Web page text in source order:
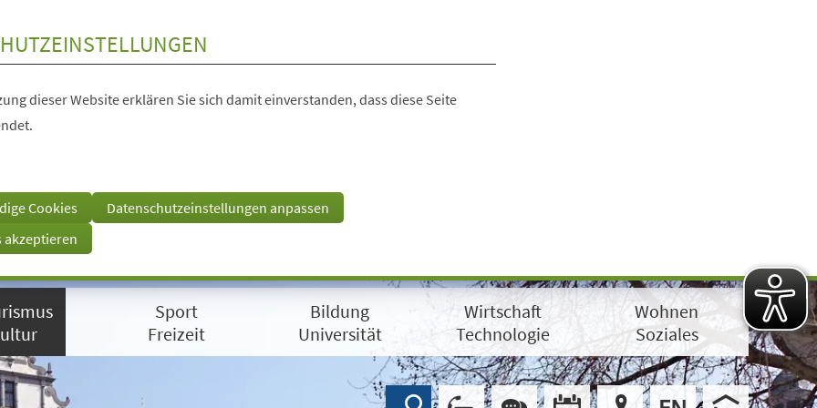
dieser Website erklären Sie sich damit einverstanden, dass diese Seite
Cookies
Datenschutzeinstellungen anpassen
akzeptieren
Sport
Freizeit
Bildung
Universität
Wirtschaft
Technologie
Wohnen
Soziales